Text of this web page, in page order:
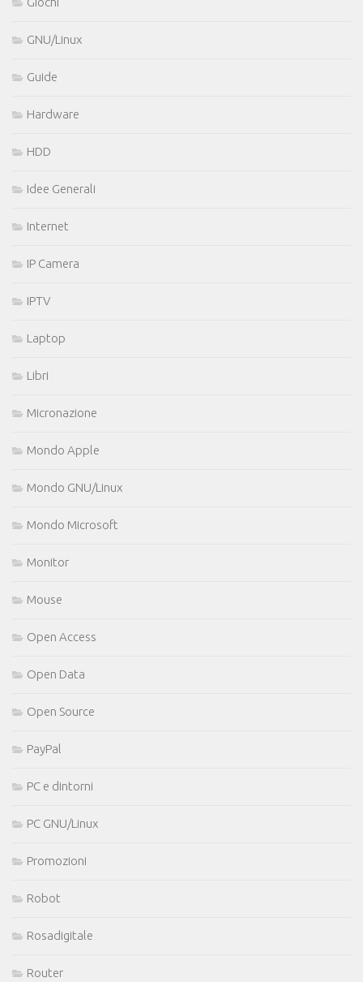
GNU/Linux
Guide
Hardware
HDD
Idee Generali
Internet
IP Camera
IPTV
Laptop
Libri
Micronazione
Mondo Apple
Mondo GNU/Linux
Mondo Microsoft
Monitor
Mouse
Open Access
Open Data
Open Source
PayPal
PC e dintorni
PC GNU/Linux
Promozioni
Robot
Rosadigitale
Router